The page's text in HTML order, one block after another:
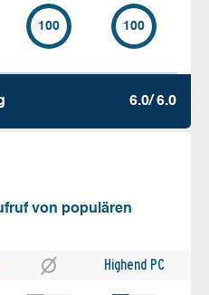
100 100
6.0/ 6.0
von populären
Highend PC